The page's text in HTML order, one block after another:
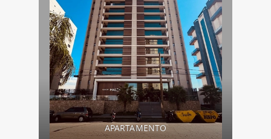
APARTAMENTO